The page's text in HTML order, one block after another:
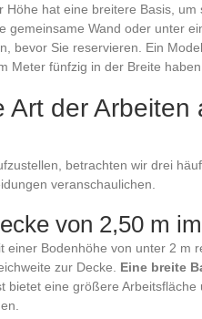
hat eine breitere Basis,
gemeinsame Wand oder unter
bevor Sie reservieren. Ein
Meter fünfzig in der Breite
Art der Arbeiten
betrachten wir drei
veranschaulichen.
von 2,50 m
einer Bodenhöhe von unter 2 m
zur Decke. Eine breite
bietet eine größere